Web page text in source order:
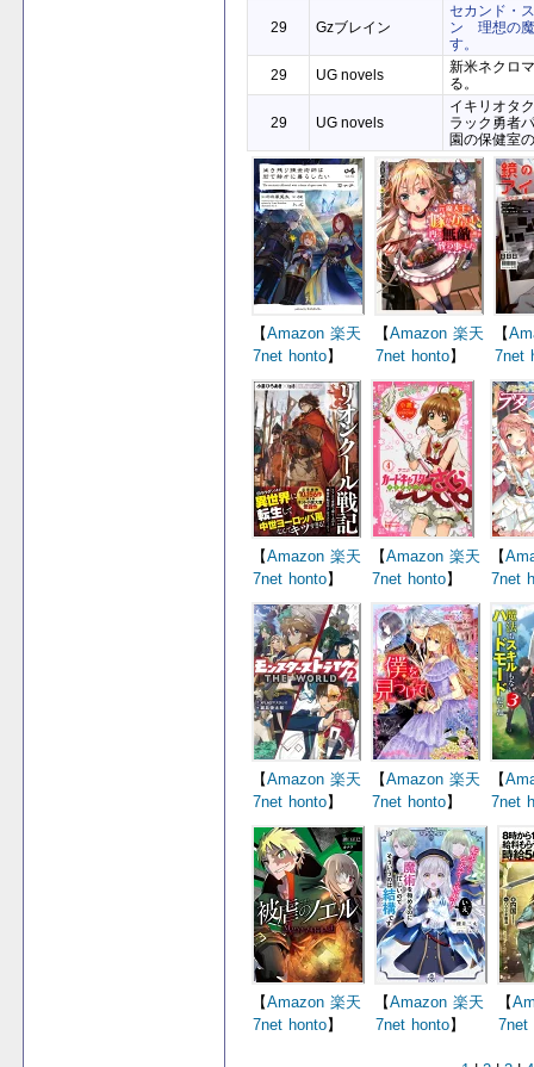
29 Gzブレイン
セカンド・
ン 理想の魔
す。
29
UG novels
新米ネクロ
る。
29 UG novels
イキリオタ
ラック勇者
園の保健室
【Amazon 楽天
7net honto】
【Amazon 楽天
7net honto】
【
7net
【Amazon 楽天
7net honto】
【Amazon 楽天
7net honto】
【
7net
【Amazon 楽天
7net honto】
【Amazon 楽天
7net honto】
【
7net
【Amazon 楽天
7net honto】
【Amazon 楽天
7net honto】
【
7net